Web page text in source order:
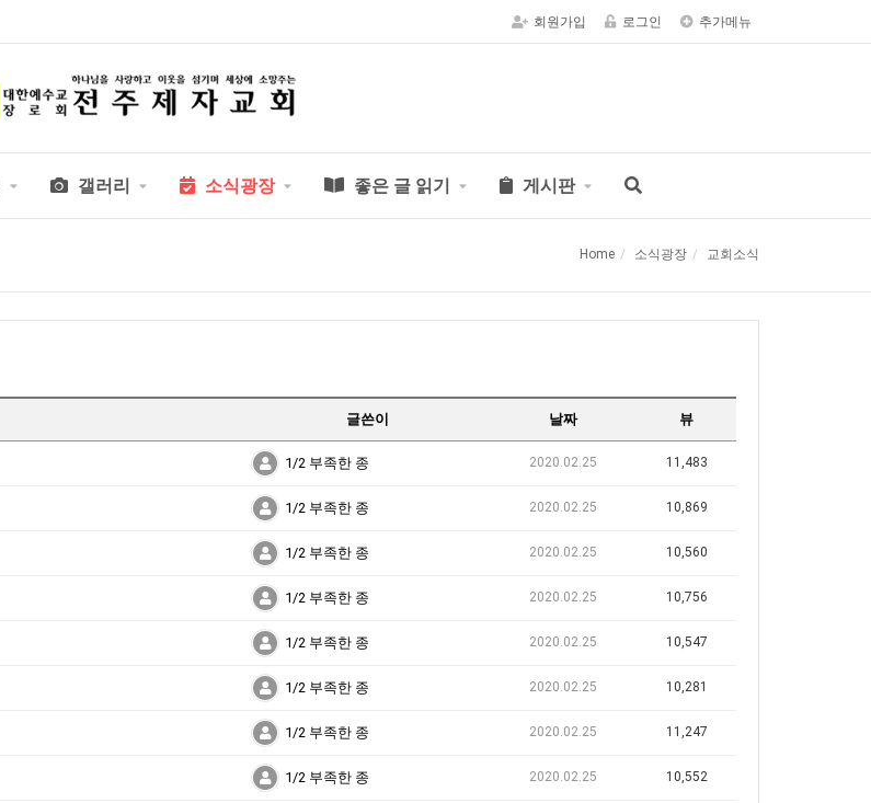
회원가입 로그인 추가메뉴
갤러리 소식광장 좋은 글 읽기 게시판
Home 소식광장 교회소식
글쓴이 날짜 뷰
1/2 부족한 종 2020.02.25 11,483
1/2 부족한 종 2020.02.25 10,869
1/2 부족한 종 2020.02.25 10,560
1/2 부족한 종 2020.02.25 10,756
1/2 부족한 종 2020.02.25 10,547
1/2 부족한 종 2020.02.25 10,281
1/2 부족한 종 2020.02.25 11,247
1/2 부족한 종 2020.02.25 10,552